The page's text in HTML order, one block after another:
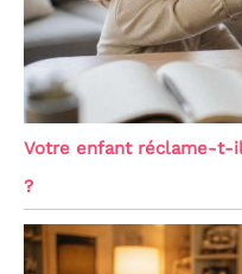
Votre enfant réclame-t-
?